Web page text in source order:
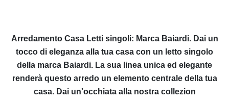
Arredamento Casa Letti singoli: Marca Baiardi. Dai un
tocco di eleganza alla tua casa con un letto singolo
della marca Baiardi. La sua linea unica ed elegante
renderà questo arredo un elemento centrale della tua
casa. Dai un'occhiata alla nostra collezion